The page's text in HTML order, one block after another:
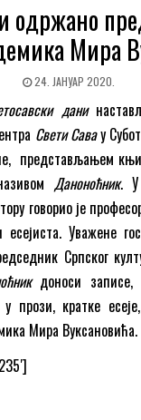
одржано
Мира
24. ЈАНУАР 2020.
дани
Свети Савау
представљањем
Даноноћник. У
говорио је
Уважене
Српског
доноси записе,
прози, кратке
Мира Вуксановића.